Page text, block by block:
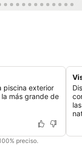
piscina exterior
más grande de
preciso.